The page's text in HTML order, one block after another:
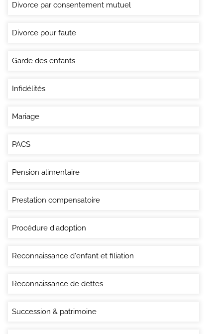
Divorce par consentement mutuel
Divorce pour faute
Garde des enfants
Infidélités
Mariage
PACS
Pension alimentaire
Prestation compensatoire
Procédure d'adoption
Reconnaissance d'enfant et filiation
Reconnaissance de dettes
Succession & patrimoine